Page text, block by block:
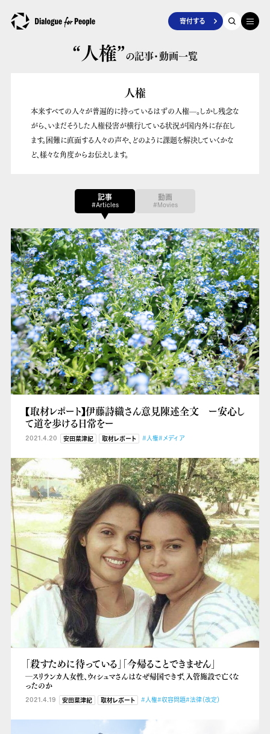
寄付する
“人権”の記事・動画一覧
人権
本来すべての人々が普遍的に持っているはずの人権––。しかし残念な
がら、いまだそうした人権侵害が横行している状況が国内外に存在し
ます。困難に直面する人々の声や、どのように課題を解決していくかな
ど、様々な角度からお伝えします。
記事
#Articles
動画
#Movies
【取材レポート】伊藤詩織さん意見陳述全文 ー安心し
て道を歩ける日常をー
2021.4.20 安田菜津紀 取材レポート #人権#メディア
「殺すために待っている」「今帰ることできません」
―スリランカ人女性、ウィシュマさんはなぜ帰国できず、入管施設で亡くな
ったのか
2021.4.19 安田菜津紀 取材レポート #人権#収容問題#法律（改定）